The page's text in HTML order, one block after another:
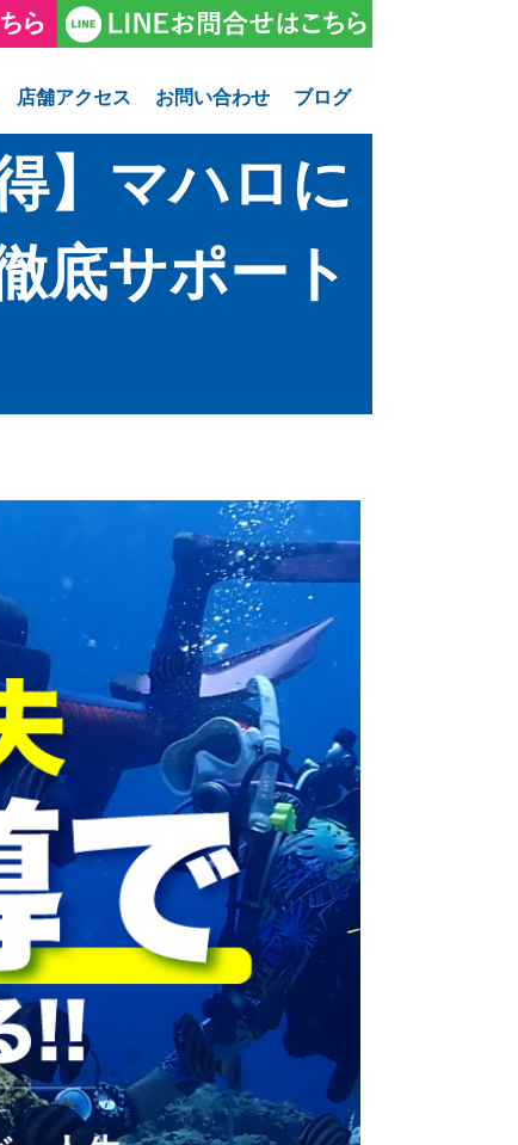
店舗アクセス お問い合わせ ブログ
】マハロに
底サポート